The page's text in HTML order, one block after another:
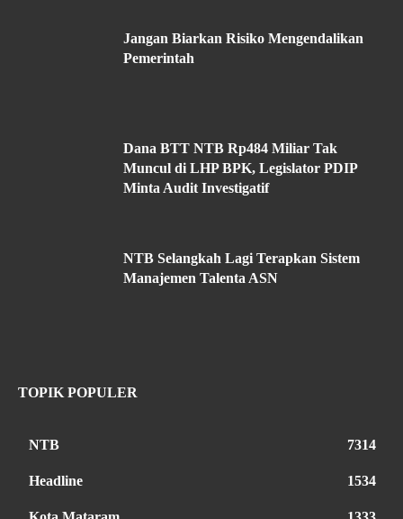
Jangan Biarkan Risiko Mengendalikan
Pemerintah
Dana BTT NTB Rp484 Miliar Tak
Muncul di LHP BPK, Legislator PDIP
Minta Audit Investigatif
NTB Selangkah Lagi Terapkan Sistem
Manajemen Talenta ASN
TOPIK POPULER
NTB 7314
Headline 1534